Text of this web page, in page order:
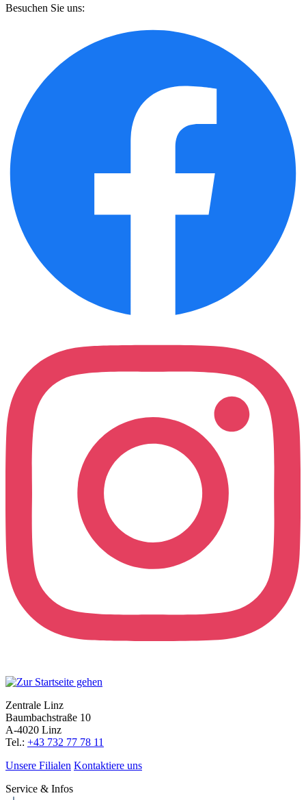
Besuchen Sie uns:
Zentrale Linz
Baumbachstraße 10
A-4020 Linz
Tel.: +43 732 77 78 11
Unsere Filialen Kontaktiere uns
Service & Infos